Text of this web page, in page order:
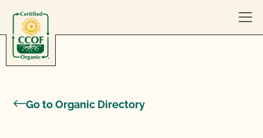
Go to Organic Directory